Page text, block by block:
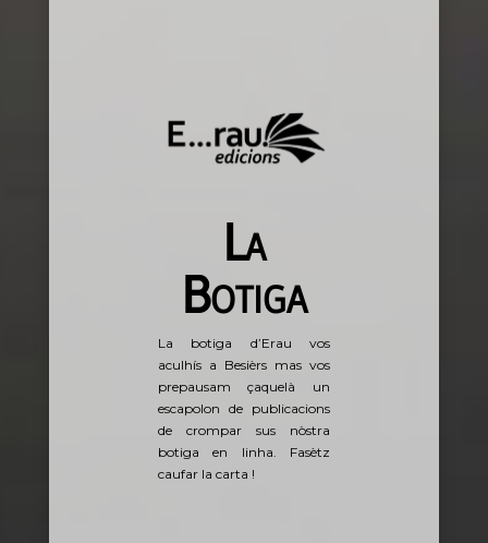
La
Botiga
La botiga d’Erau vos
aculhís a Besièrs mas vos
prepausam çaquelà un
escapolon de publicacions
de crompar sus nòstra
botiga en linha. Fasètz
caufar la carta !